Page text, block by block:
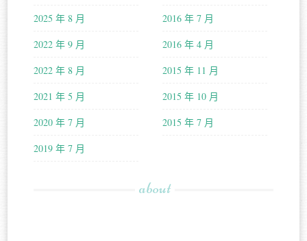
2025 年 8 月
2022 年 9 月
2022 年 8 月
2021 年 5 月
2020 年 7 月
2019 年 7 月
2016 年 7 月
2016 年 4 月
2015 年 11 月
2015 年 10 月
2015 年 7 月
about